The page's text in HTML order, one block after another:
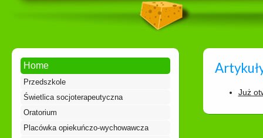
Home
Przedszkole
Świetlica socjoterapeutyczna
Oratorium
Placówka opiekuńczo-wychowawcza
Już